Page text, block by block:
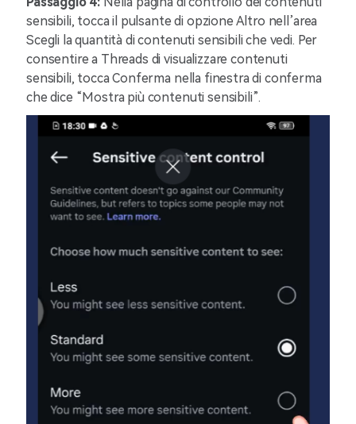
sensibili, tocca il pulsante di opzione Altro nell’area
Scegli la quantità di contenuti sensibili che vedi. Per
consentire a Threads di visualizzare contenuti
sensibili, tocca Conferma nella finestra di conferma
che dice “Mostra più contenuti sensibili”.